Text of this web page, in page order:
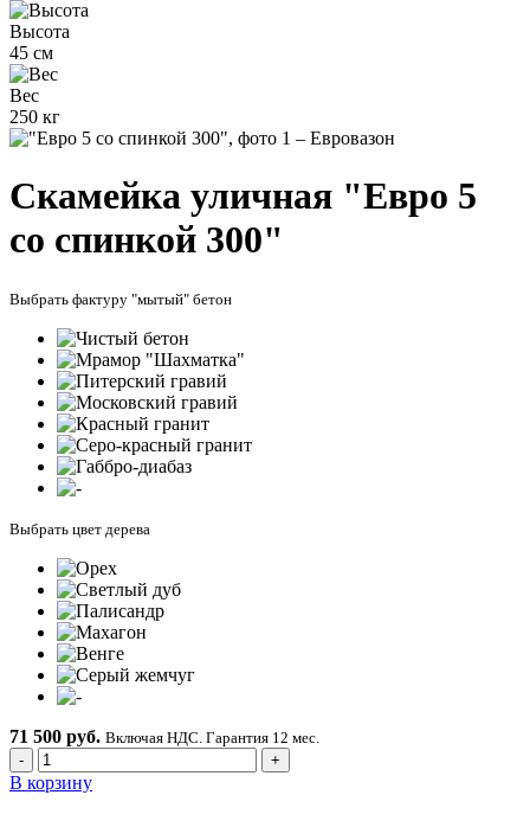
Высота
45 см
Вес
250 кг
Скамейка уличная "Евро 5
со спинкой 300"
Выбрать фактуру "мытый" бетон
Выбрать цвет дерева
71 500 руб. Включая НДС. Гарантия 12 мес.
-
+
В корзину